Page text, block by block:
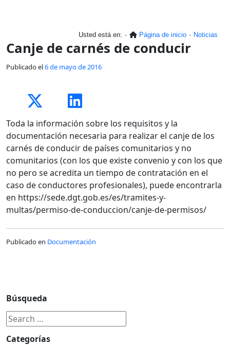
Usted está en: Página de inicio Noticias
Canje de carnés de conducir
Publicado el6 de mayo de 2016
Toda la información sobre los requisitos y la
documentación necesaria para realizar el canje de los
carnés de conducir de países comunitarios y no
comunitarios (con los que existe convenio y con los que
no pero se acredita un tiempo de contratación en el
caso de conductores profesionales), puede encontrarla
en https://sede.dgt.gob.es/es/tramites-y-
multas/permiso-de-conduccion/canje-de-permisos/
Publicado en Documentación
Búsqueda
Categorías